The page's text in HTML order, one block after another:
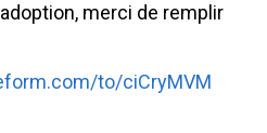
merci de remplir
to/ciCryMVM